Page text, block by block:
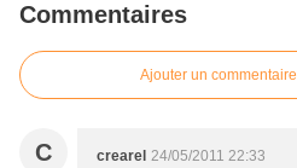
Commentaires
Ajouter un commentaire
C crearel 24/05/2011 22:33